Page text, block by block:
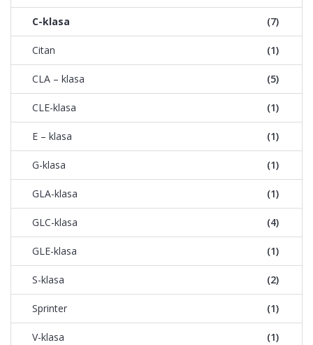
C-klasa (7)
Citan (1)
CLA – klasa (5)
CLE-klasa (1)
E – klasa (1)
G-klasa (1)
GLA-klasa (1)
GLC-klasa (4)
GLE-klasa (1)
S-klasa (2)
Sprinter (1)
V-klasa (1)